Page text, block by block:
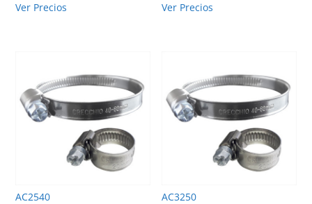
Ver Precios Ver Precios
AC2540
AC3250